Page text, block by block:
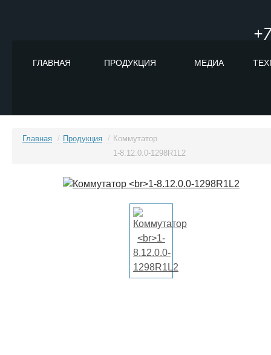
ГЛАВНАЯ ПРОДУКЦИЯ МЕДИА
Главная / Продукция / Коммутатор
1-8.12.0.0-1298R1L2